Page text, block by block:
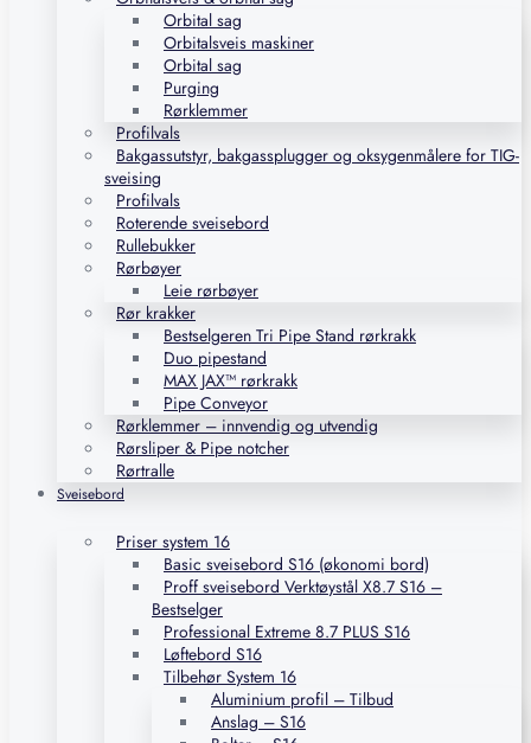
Orbital sag
Orbitalsveis maskiner
Orbital sag
Purging
Rørklemmer
Profilvals
Bakgassutstyr, bakgassplugger og oksygenmålere for TIG-
sveising
Profilvals
Roterende sveisebord
Rullebukker
Rørbøyer
Leie rørbøyer
Rør krakker
Bestselgeren Tri Pipe Stand rørkrakk
Duo pipestand
MAX JAX™ rørkrakk
Pipe Conveyor
Rørklemmer – innvendig og utvendig
Rørsliper & Pipe notcher
Rørtralle
Sveisebord
Priser system 16
Basic sveisebord S16 (økonomi bord)
Proff sveisebord Verktøystål X8.7 S16 –
Bestselger
Professional Extreme 8.7 PLUS S16
Løftebord S16
Tilbehør System 16
Aluminium profil – Tilbud
Anslag – S16